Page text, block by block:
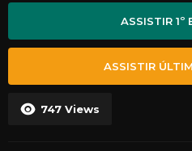
747 Views
ASSISTIR 1º
ASSISTIR